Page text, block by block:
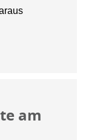
am